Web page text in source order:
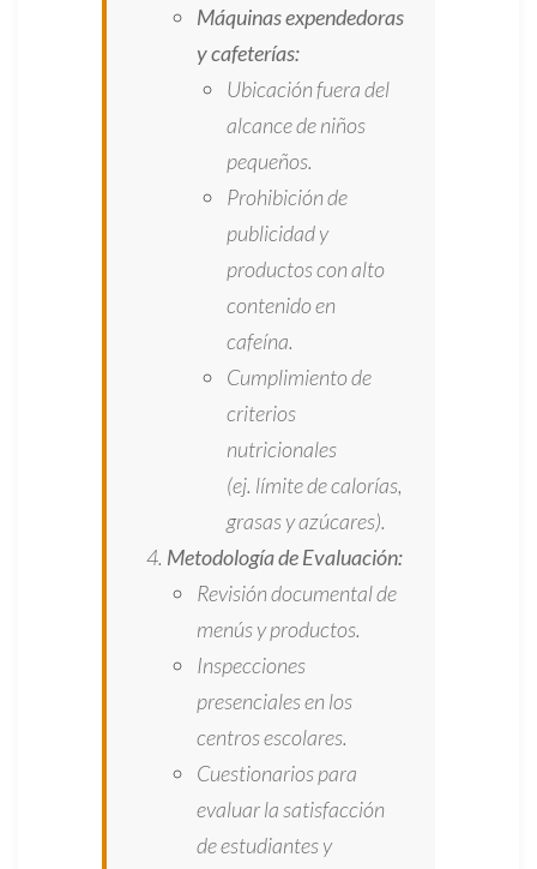
Máquinas expendedoras
y cafeterías:
Ubicación fuera del
alcance de niños
pequeños.
Prohibición de
publicidad y
productos con alto
contenido en
cafeína.
Cumplimiento de
criterios
nutricionales
(ej. límite de calorías,
grasas y azúcares).
Metodología de Evaluación:
Revisión documental de
menús y productos.
Inspecciones
presenciales en los
centros escolares.
Cuestionarios para
evaluar la satisfacción
de estudiantes y